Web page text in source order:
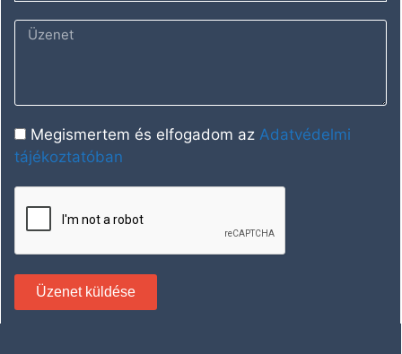
Megismertem és elfogadom az Adatvédelmi
tájékoztatóban
Üzenet küldése